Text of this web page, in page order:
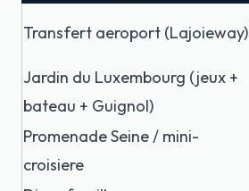
Transfert aeroport (Lajoieway)
Jardin du Luxembourg (jeux +
bateau + Guignol)
Promenade Seine / mini-
croisiere